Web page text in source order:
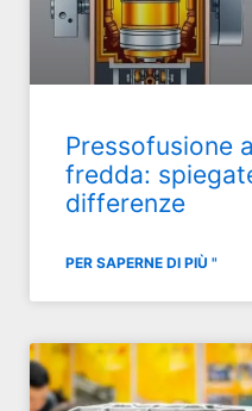
Pressofusione
fredda:
differenze
PER SAPERNE DI PIÙ "